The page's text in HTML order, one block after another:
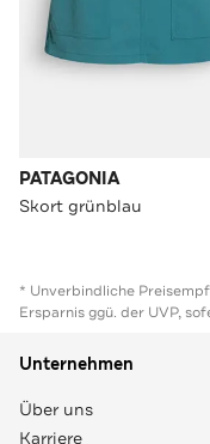
PATAGONIA
Skort grünblau
* Unverbindliche
Ersparnis ggü. der UVP,
Unternehmen
Über uns
Karriere